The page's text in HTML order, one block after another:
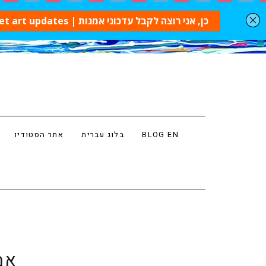
אתר הסטודיו בלוג עברית BLOG EN